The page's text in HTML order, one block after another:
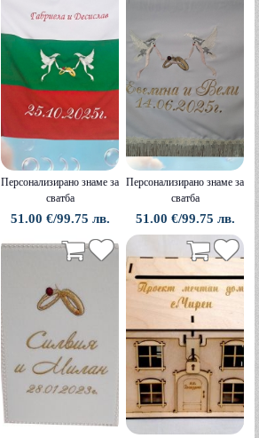
Персонализирано знаме за
сватба
51.00 €/99.75 лв.
Персонализирано знаме за
сватба
51.00 €/99.75 лв.